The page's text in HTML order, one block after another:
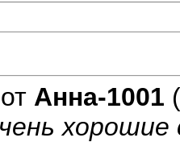
Анна-1001